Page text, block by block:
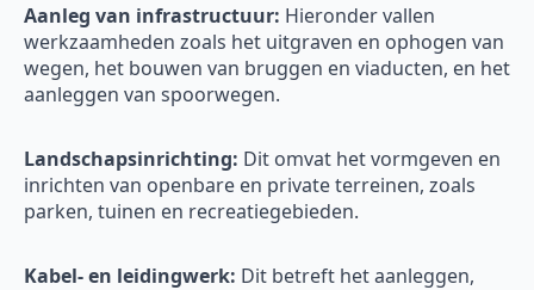
Aanleg van infrastructuur: Hieronder vallen
werkzaamheden zoals het uitgraven en ophogen van
wegen, het bouwen van bruggen en viaducten, en het
aanleggen van spoorwegen.
Landschapsinrichting: Dit omvat het vormgeven en
inrichten van openbare en private terreinen, zoals
parken, tuinen en recreatiegebieden.
Kabel- en leidingwerk: Dit betreft het aanleggen,